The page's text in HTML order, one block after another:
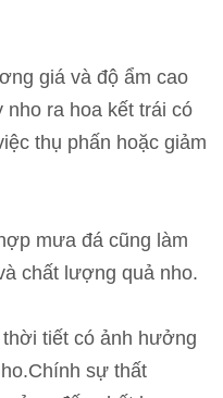
giá và độ ẩm cao
nho ra hoa kết trái có
thụ phấn hoặc giảm
mưa đá cũng làm
chất lượng quả nho.
tiết có ảnh hưởng
sự thất